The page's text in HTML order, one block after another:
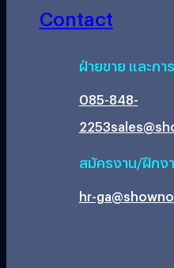
Contact
ฝ่ายขาย และกา
085-848-
2253
สมัครงาน/ฝึกง
hr-